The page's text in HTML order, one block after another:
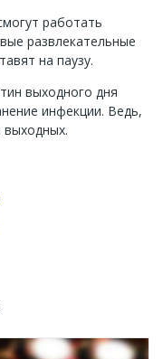
работать
развлекательные
на паузу.
выходного дня
инфекции. Ведь,